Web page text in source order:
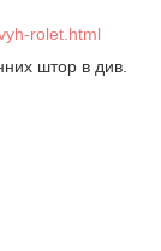
rolet.html
штор в див.